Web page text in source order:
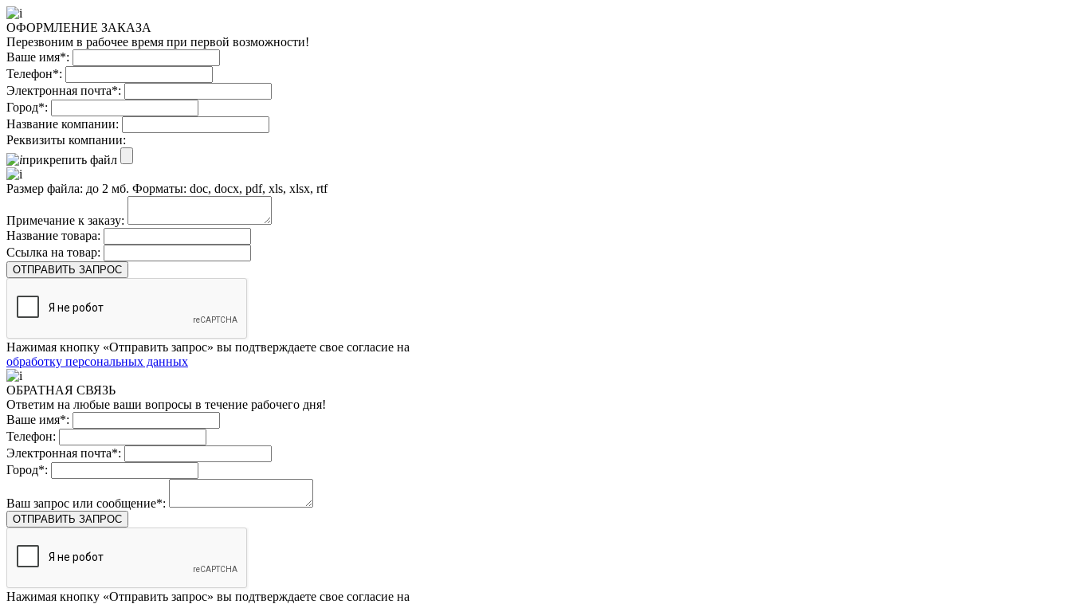
ОФОРМЛЕНИЕ ЗАКАЗА
Перезвоним в рабочее время при первой возможности!
Ваше имя*:
Телефон*:
Электронная почта*:
Город*:
Название компании:
Реквизиты компании:
прикрепить файл
Размер файла: до 2 мб. Форматы: doc, docx, pdf, xls, xlsx, rtf
Примечание к заказу:
Название товара:
Ссылка на товар:
ОТПРАВИТЬ ЗАПРОС
Нажимая кнопку «Отправить запрос» вы подтверждаете свое согласие на
обработку персональных данных
ОБРАТНАЯ СВЯЗЬ
Ответим на любые ваши вопросы в течение рабочего дня!
Ваше имя*:
Телефон:
Электронная почта*:
Город*:
Ваш запрос или сообщение*:
ОТПРАВИТЬ ЗАПРОС
Нажимая кнопку «Отправить запрос» вы подтверждаете свое согласие на